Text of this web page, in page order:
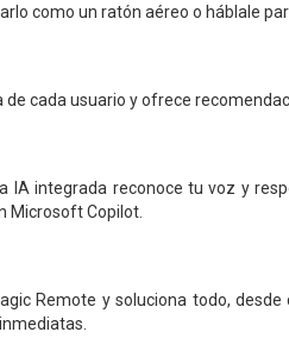
como un ratón aéreo o háblale
de cada usuario y ofrece
IA integrada reconoce tu voz y
Microsoft Copilot.
Remote y soluciona todo,